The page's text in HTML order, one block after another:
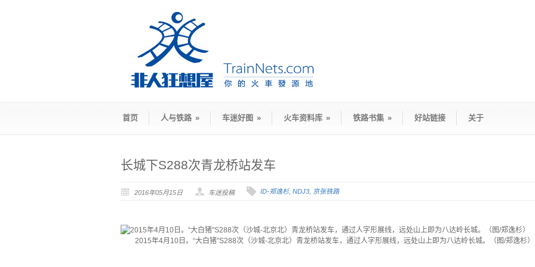
首页 人与铁路 » 车迷好图 » 火车资料库 » 铁路书集 » 好站链接 关于
长城下S288次青龙桥站发车
2016年05月15日 车迷投稿 ID-郑逸杉, NDJ3 京张铁路
2015年4月10日。“大白猪”S288次（沙城-北京北）青龙桥站发车，通过人字形展线，远处山上即为八达岭长城。（图/郑逸杉）